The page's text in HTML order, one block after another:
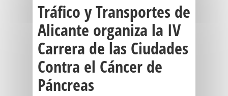
Tráfico y Transportes de
Alicante organiza la IV
Carrera de las Ciudades
Contra el Cáncer de
Páncreas